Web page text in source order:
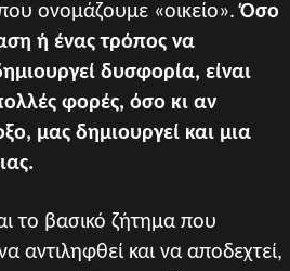
ονομάζουμε «οικείο».Όσο
ή ένας τρόπος να
δυσφορία, είναι
φορές, όσο κι αν
μας δημιουργεί και μια
το βασικό ζήτημα που
αντιληφθεί και να αποδεχτεί,